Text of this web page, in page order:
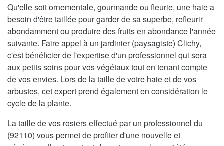
Qu'elle soit ornementale, gourmande ou fleurie, une haie a
besoin d'être taillée pour garder de sa superbe, refleurir
abondamment ou produire des fruits en abondance l'année
suivante. Faire appel à un jardinier (paysagiste) Clichy,
c'est bénéficier de l'expertise d'un professionnel qui sera
aux petits soins pour vos végétaux tout en tenant compte
de vos envies. Lors de la taille de votre haie et de vos
arbustes, cet expert prend également en considération le
cycle de la plante.
La taille de vos rosiers effectué par un professionnel du
(92110) vous permet de profiter d'une nouvelle et